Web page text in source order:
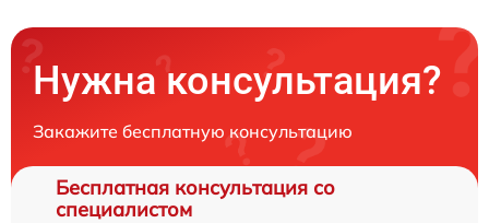
Нужна консультация?
Закажите бесплатную консультацию
Бесплатная консультация со
специалистом